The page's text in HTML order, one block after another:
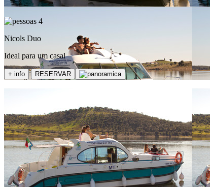
4
Nicols Duo
Ideal para um casal
+ info RESERVAR